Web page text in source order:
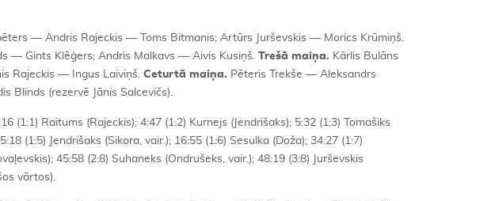
— Andris Rajeckis — Toms Bitmanis; Artūrs Jurševskis — Morics Krūmiņš.
— Gints Klēģers; Andris Malkavs — Aivis Kusiņš. Trešā maiņa. Kārlis Bulāns
Rajeckis — Ingus Laiviņš. Ceturtā maiņa. Pēteris Trekše — Aleksandrs
Blinds (rezervē Jānis Salcevičs).
(1:1) Raitums (Rajeckis); 4:47 (1:2) Kurnejs (Jendrišaks); 5:32 (1:3) Tomašiks
(1:5) Jendrišaks (Sikora, vair.); 16:55 (1:6) Sesulka (Doža); 34:27 (1:7)
45:58 (2:8) Suhaneks (Ondrušeks, vair.); 48:19 (3:8) Jurševskis
vārtos).